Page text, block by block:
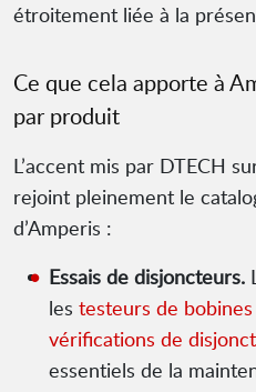
étroitement liée à la
Ce que cela apporte à
par produit
L’accent mis par DTECH
rejoint pleinement le
d’Amperis :
Essais de disjoncteurs.
les testeurs de bobines
vérifications de
essentiels de la